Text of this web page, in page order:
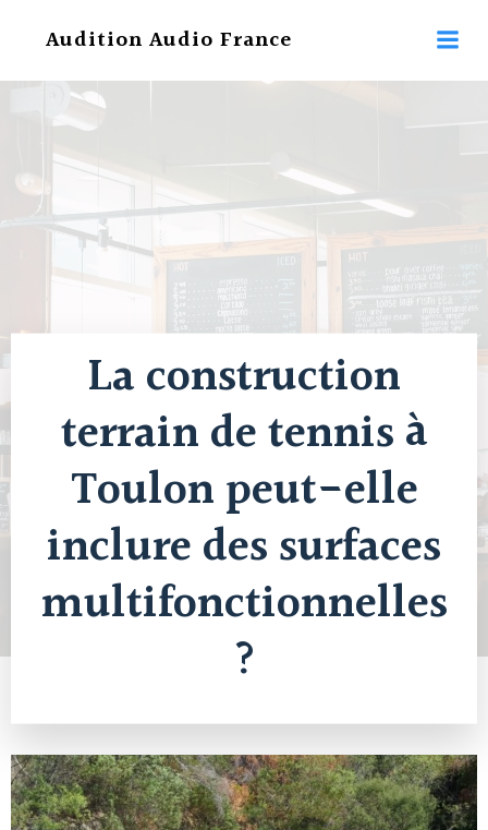
au
Audition Audio France
La construction
terrain de tennis à
Toulon peut-elle
inclure des surfaces
multifonctionnelles
?